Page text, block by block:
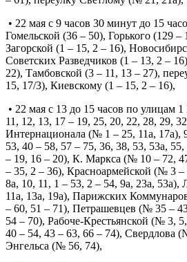
• 22 мая с 9 часов 30 минут до 15
Гомельской (36 – 50), Горького (129 –
Загорской (1 – 15, 2 – 16),
Советских Разведчиков (1 – 13, 2 –
22), Тамбовской (3 – 11, 13 – 27),
15, 17/3), Киевскому (1 – 15, 2 – 16),
• 22 мая с 13 до 15 часов по улицам
11, 12, 13, 17 – 19, 25, 20, 22, 28, 29,
Интернационала (№ 1 – 25, 11а, 17а),
53, 40 – 58, 57 – 75, 36, 38, 53, 53а,
– 19, 16 – 20), К. Маркса (№ 10 – 72,
– 35, 2 – 36), Красноармейской (№ 3 –
8а, 10, 11, 1 – 53, 2 – 54, 9а, 23а,
11а, 13а, 19а), Парижских
– 60, 51 – 71), Петрашевцев (№ 35 –
54 – 70), Рабоче-Крестьянской (№ 3,
40 – 54, 43 – 63, 66 – 74), Свердлова
Энгельса (№ 56, 74),